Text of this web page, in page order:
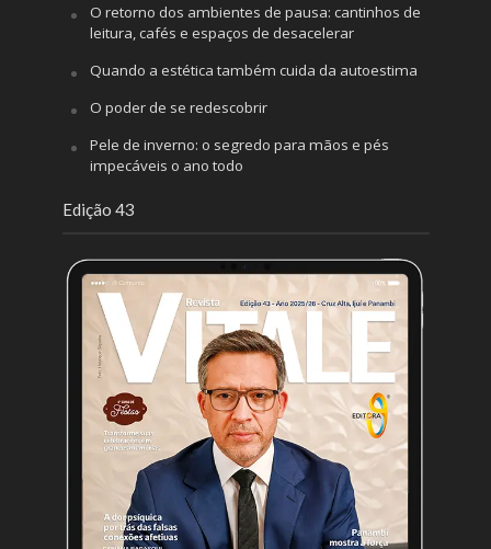
O retorno dos ambientes de pausa: cantinhos de
leitura, cafés e espaços de desacelerar
Quando a estética também cuida da autoestima
O poder de se redescobrir
Pele de inverno: o segredo para mãos e pés
impecáveis o ano todo
Edição 43